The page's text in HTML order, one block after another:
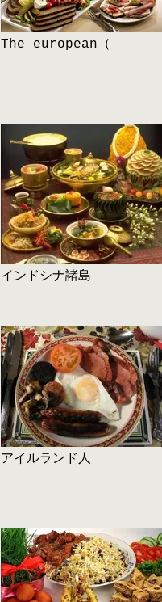
The european（
インドシナ諸島
アイルランド人